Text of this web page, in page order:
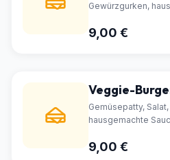
Gewürzgurken,
9,00 €
Veggie-
Gemüsepatty,
hausgemachte
9,00 €